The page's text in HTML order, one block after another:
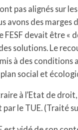
pas alignés sur
avons des marges
FESF devait être «
solutions. Le
à des conditions
social et
à l’Etat de
le TUE. (Traité